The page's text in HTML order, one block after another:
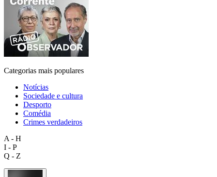
Categorias mais populares
Notícias
Sociedade e cultura
Desporto
Comédia
Crimes verdadeiros
A - H
I - P
Q - Z